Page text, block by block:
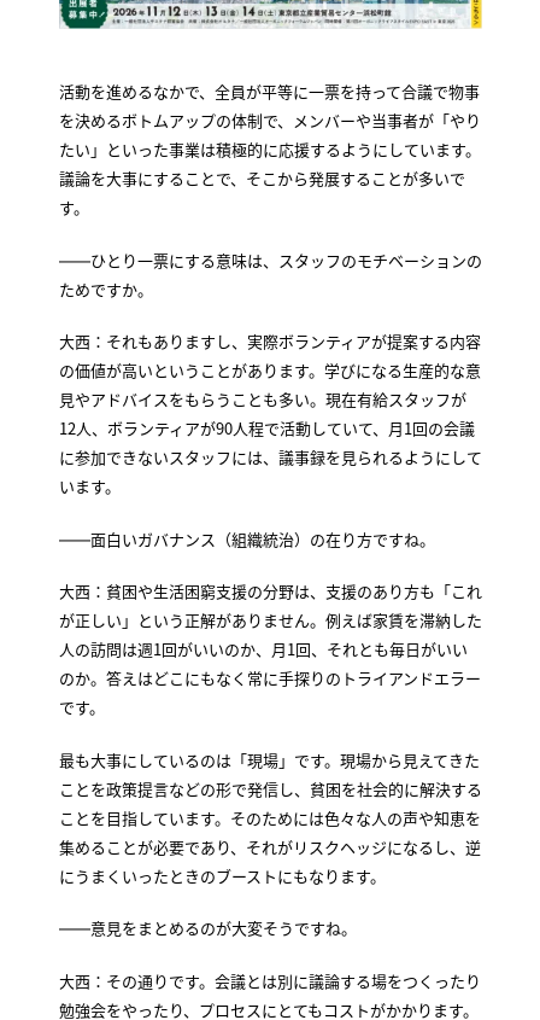
活動を進めるなかで、全員が平等に一票を持って合議で物事
を決めるボトムアップの体制で、メンバーや当事者が「やり
たい」といった事業は積極的に応援するようにしています。
議論を大事にすることで、そこから発展することが多いで
す。
――ひとり一票にする意味は、スタッフのモチベーションの
ためですか。
大西：それもありますし、実際ボランティアが提案する内容
の価値が高いということがあります。学びになる生産的な意
見やアドバイスをもらうことも多い。現在有給スタッフが
12人、ボランティアが90人程で活動していて、月1回の会議
に参加できないスタッフには、議事録を見られるようにして
います。
――面白いガバナンス（組織統治）の在り方ですね。
大西：貧困や生活困窮支援の分野は、支援のあり方も「これ
が正しい」という正解がありません。例えば家賃を滞納した
人の訪問は週1回がいいのか、月1回、それとも毎日がいい
のか。答えはどこにもなく常に手探りのトライアンドエラー
です。
最も大事にしているのは「現場」です。現場から見えてきた
ことを政策提言などの形で発信し、貧困を社会的に解決する
ことを目指しています。そのためには色々な人の声や知恵を
集めることが必要であり、それがリスクヘッジになるし、逆
にうまくいったときのブーストにもなります。
――意見をまとめるのが大変そうですね。
大西：その通りです。会議とは別に議論する場をつくったり
勉強会をやったり、プロセスにとてもコストがかかります。